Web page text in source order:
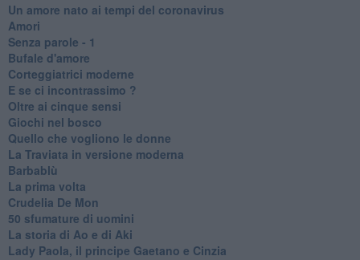
Un amore nato ai tempi del coronavirus
Amori
Senza parole - 1
Bufale d'amore
Corteggiatrici moderne
E se ci incontrassimo ?
Oltre ai cinque sensi
Giochi nel bosco
Quello che vogliono le donne
La Traviata in versione moderna
Barbablù
La prima volta
Crudelia De Mon
50 sfumature di uomini
La storia di Ao e di Aki
Lady Paola, il principe Gaetano e Cinzia